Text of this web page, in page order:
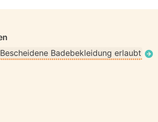
Bescheidene Badebekleidung erlaubt